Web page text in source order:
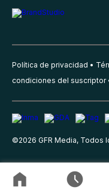
Política de privacidad
condiciones del suscriptor
©2026 GFR Media, Todos